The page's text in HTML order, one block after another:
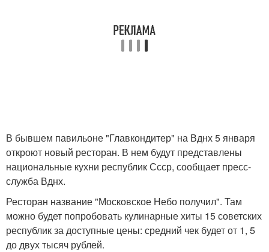
В бывшем павильоне "Главкондитер" на Вднх 5 января
откроют новый ресторан. В нем будут представлены
национальные кухни республик Ссср, сообщает пресс-
служба Вднх.
Ресторан название "Московское Небо получил". Там
можно будет попробовать кулинарные хиты 15 советских
республик за доступные цены: средний чек будет от 1, 5
до двух тысяч рублей.